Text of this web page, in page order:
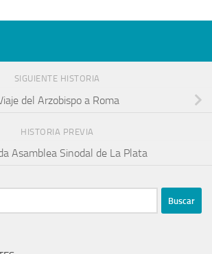
SIGUIENTE HISTORIA
del Arzobispo a Roma
HISTORIA PREVIA
Asamblea Sinodal de La Plata